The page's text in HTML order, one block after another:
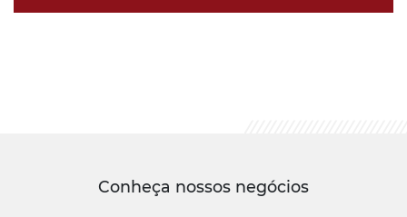
Conheça nossos negócios